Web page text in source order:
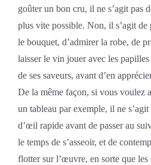
goûter un bon cru, il ne s’agit pas
plus vite possible. Non, il s’agit de
le bouquet, d’admirer la robe, de
laisser le vin jouer avec les
de ses saveurs, avant d’en
De la même façon, si vous voulez
un tableau par exemple, il ne
d’œil rapide avant de passer au
le temps de s’asseoir, et de
flotter sur l’œuvre, en sorte que les